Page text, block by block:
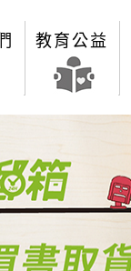
教育公益